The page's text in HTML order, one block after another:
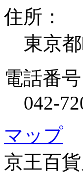
住所：
東京
電話番号
042-
マップ
京王百